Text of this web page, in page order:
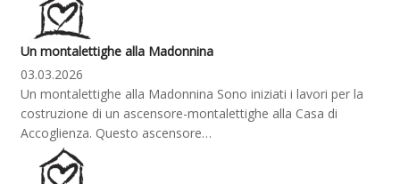
Un montalettighe alla Madonnina
03.03.2026
Un montalettighe alla Madonnina Sono iniziati i lavori per la
costruzione di un ascensore-montalettighe alla Casa di
Accoglienza. Questo ascensore…